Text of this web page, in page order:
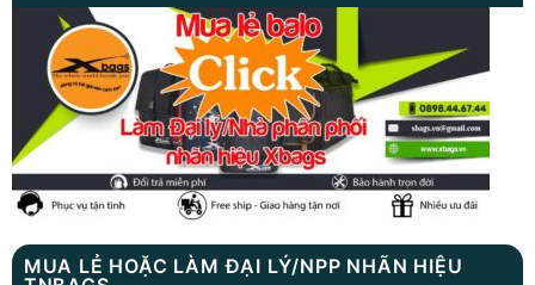
MUA LẺ HOẶC LÀM ĐẠI LÝ/NPP NHÃN HIỆU